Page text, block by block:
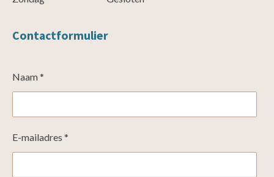
Contactformulier
Naam *
E-mailadres *